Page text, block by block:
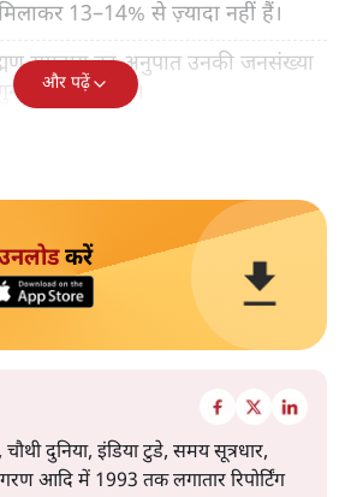
13–14% से ज़्यादा नहीं हैं।
समुदाय का अनुपात उनकी जनसंख्या
अधिक रहा है।
और पढ़ें
करें
दुनिया, इंडिया टुडे, समय सूत्रधार,
आदि में 1993 तक लगातार रिपोर्टिंग